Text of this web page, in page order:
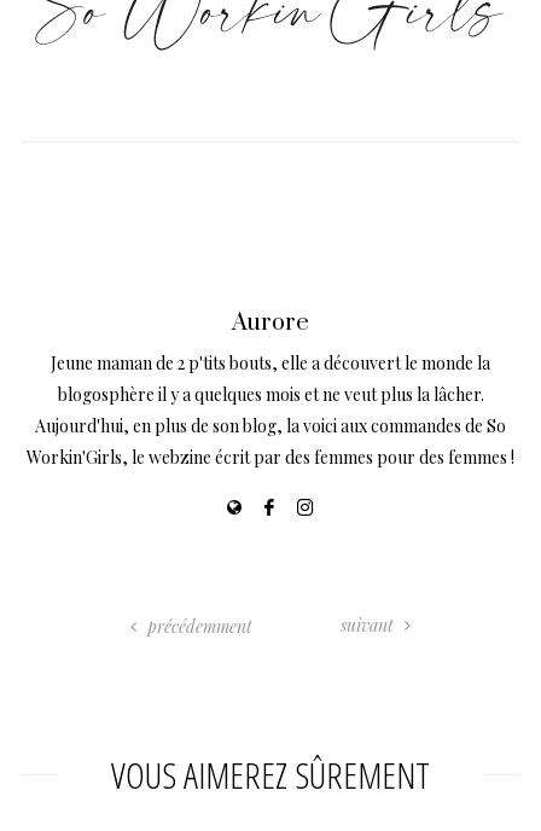
Aurore
Jeune maman de 2 p'tits bouts, elle a découvert le monde la
blogosphère il y a quelques mois et ne veut plus la lâcher.
Aujourd'hui, en plus de son blog, la voici aux commandes de So
Workin'Girls, le webzine écrit par des femmes pour des femmes !
précédemment suivant
VOUS AIMEREZ SÛREMENT